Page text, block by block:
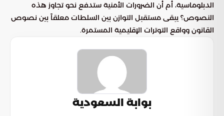
الدبلوماسية، أم أن الضرورات الأمنية ستدفع نحو تجاوز هذه
النصوص؟ يبقى مستقبل التوازن بين السلطات معلقاً بين نصوص
القانون وواقع التوترات الإقليمية المستمرة.
بوابة السعودية